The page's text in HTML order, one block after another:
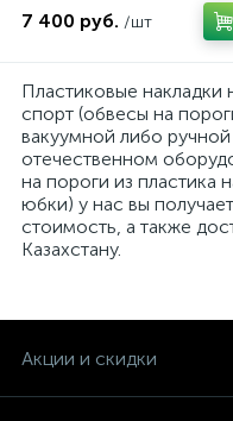
7 400 руб. /шт
Пластиковые накладки
спорт (обвесы на
вакуумной либо
отечественном
на пороги из пластика
юбки) у нас вы
стоимость, а также
Казахстану.
Акции и скидки